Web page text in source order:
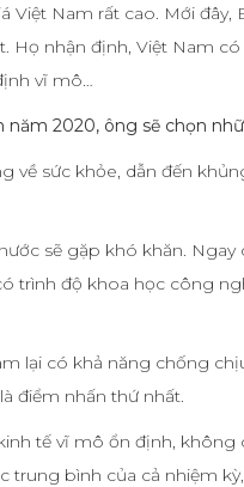
Nam rất cao. Mới đây,
Họ nhận định, Việt Nam
vĩ mô…
2020, ông sẽ chọn
sức khỏe, dẫn đến
sẽ gặp khó khăn.
trình độ khoa học công
lại có khả năng chống
điểm nhấn thứ nhất.
tế vĩ mô ổn định, không
bình của cả nhiệm